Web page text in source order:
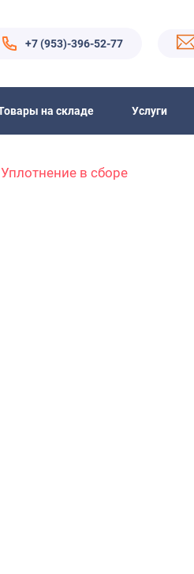
+7 (953)-396-52-77
на складе Услуги
в сборе